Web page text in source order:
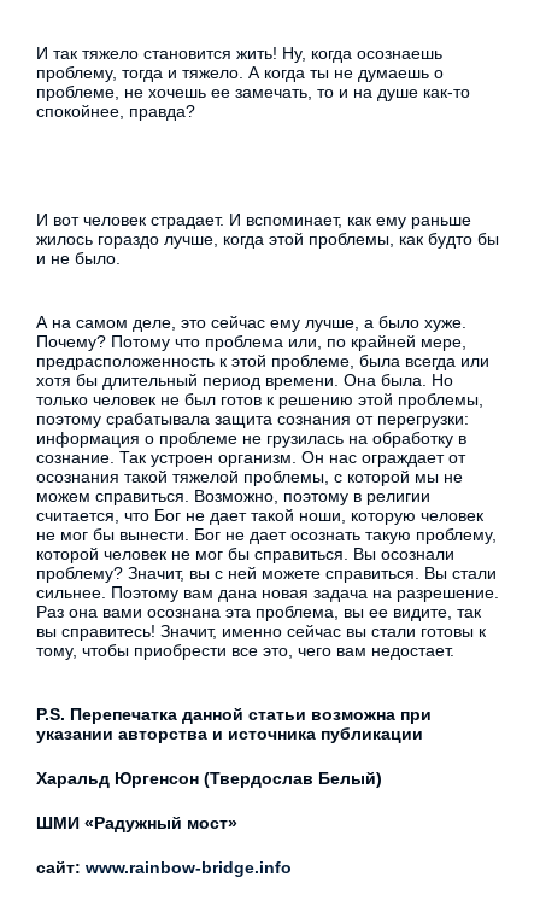
И так тяжело становится жить! Ну, когда осознаешь
проблему, тогда и тяжело. А когда ты не думаешь о
проблеме, не хочешь ее замечать, то и на душе как-то
спокойнее, правда?
И вот человек страдает. И вспоминает, как ему раньше
жилось гораздо лучше, когда этой проблемы, как будто бы
и не было.
А на самом деле, это сейчас ему лучше, а было хуже.
Почему? Потому что проблема или, по крайней мере,
предрасположенность к этой проблеме, была всегда или
хотя бы длительный период времени. Она была. Но
только человек не был готов к решению этой проблемы,
поэтому срабатывала защита сознания от перегрузки:
информация о проблеме не грузилась на обработку в
сознание. Так устроен организм. Он нас ограждает от
осознания такой тяжелой проблемы, с которой мы не
можем справиться. Возможно, поэтому в религии
считается, что Бог не дает такой ноши, которую человек
не мог бы вынести. Бог не дает осознать такую проблему,
которой человек не мог бы справиться. Вы осознали
проблему? Значит, вы с ней можете справиться. Вы стали
сильнее. Поэтому вам дана новая задача на разрешение.
Раз она вами осознана эта проблема, вы ее видите, так
вы справитесь! Значит, именно сейчас вы стали готовы к
тому, чтобы приобрести все это, чего вам недостает.
P.S. Перепечатка данной статьи возможна при
указании авторства и источника публикации
Харальд Юргенсон (Твердослав Белый)
ШМИ «Радужный мост»
сайт: www.rainbow-bridge.info